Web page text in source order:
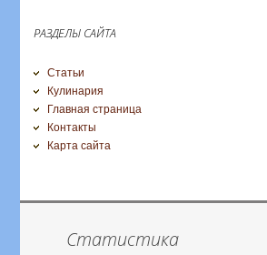
РАЗДЕЛЫ САЙТА
Статьи
Кулинария
Главная страница
Контакты
Карта сайта
Статистика